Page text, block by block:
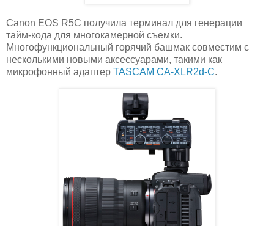
Canon EOS R5C получила терминал для генерации
тайм-кода для многокамерной съемки.
Многофункциональный горячий башмак совместим с
несколькими новыми аксессуарами, такими как
микрофонный адаптер TASCAM CA-XLR2d-C.